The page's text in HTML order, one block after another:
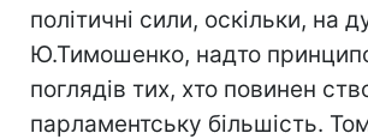
політичні сили, оскільки, на
Ю.Тимошенко, надто
поглядів тих, хто повинен
парламентську більшість.